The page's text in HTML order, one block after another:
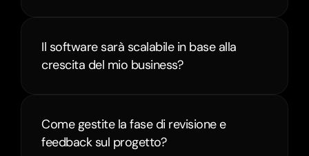
Il software sarà scalabile in base alla
crescita del mio business?
Come gestite la fase di revisione e
feedback sul progetto?